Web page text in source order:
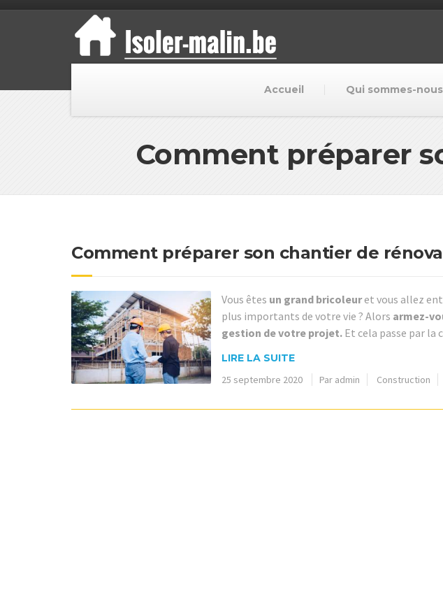
Accueil Qui sommes-
Comment préparer
Comment préparer son chantier de
Vous êtes un grand bricoleuret vous allez
plus importants de votre vie ? Alors armez-
gestion de votre projet. Et cela passe par la
LIRE LA SUITE
25 septembre 2020
Par admin Construction